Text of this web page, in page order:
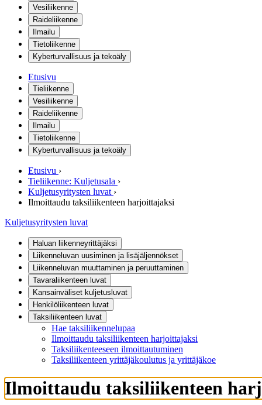
Vesiliikenne
Raideliikenne
Ilmailu
Tietoliikenne
Kyberturvallisuus ja tekoäly
Etusivu
Tieliikenne
Vesiliikenne
Raideliikenne
Ilmailu
Tietoliikenne
Kyberturvallisuus ja tekoäly
Etusivu ›
Tieliikenne: Kuljetusala ›
Kuljetusyritysten luvat ›
Ilmoittaudu taksiliikenteen harjoittajaksi
Kuljetusyritysten luvat
Haluan liikenneyrittäjäksi
Liikenneluvan uusiminen ja lisäjäljennökset
Liikenneluvan muuttaminen ja peruuttaminen
Tavaraliikenteen luvat
Kansainväliset kuljetusluvat
Henkilöliikenteen luvat
Taksiliikenteen luvat
Hae taksiliikennelupaa
Ilmoittaudu taksiliikenteen harjoittajaksi
Taksiliikenteeseen ilmoittautuminen
Taksiliikenteen yrittäjäkoulutus ja yrittäjäkoe
Ilmoittaudu taksiliikenteen